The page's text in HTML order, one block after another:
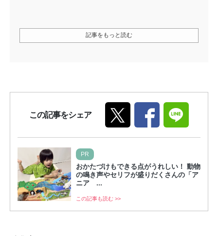
記事をもっと読む
この記事をシェア
PR
おかたづけもできる点がうれしい！ 動物
の鳴き声やセリフが盛りだくさんの「ア
ニア ...
この記事も読む >>